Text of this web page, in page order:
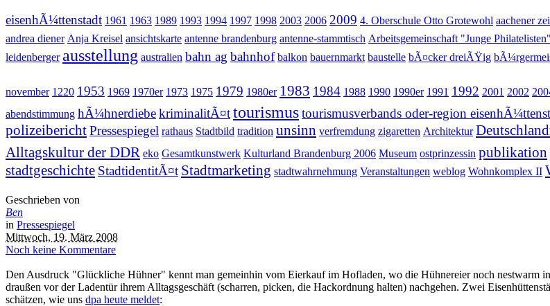
eisenhÃ¼ttenstadt 1961 1963 1989 1993 1994 1997 1998 2003 2006 2009 4. Oberschule Otto Grotewohl aachener
andrea diener Anja Kreisel ansichtskarte antenne brandenburg antenne-stammtisch Arbeitsgemeinschaft "Junge Philatelisten"
leidenberger ausstellung australien bahn ag bahnhof balkon bauernmarkt baustelle bÃ¤cker dreiÃŸig
november 1220 1953 1969 1970er 1973 1975 1979 1980er 1983 1984 1988 1990 1990er 1991 1992 2001 2002
abendstimmung hÃ¼hnerdiebekriminalitÃ¤ttourismustourismusverbands oder-region
polizeiberichtPressespiegel rathaus Stadtbild tradition unsinn verfremdung zigaretten Architektur
Alltagskultur der DDR eko Gesamtkunstwerk Kulturland Brandenburg 2006 Museum ostprinzessin publikation
stadtgeschichte StadtidentitÃ¤t Stadtmarketing stadtwahrnehmung Veranstaltungen weblog Wohnkomplex II
Geschrieben von
Ben
in Pressespiegel
Mittwoch, 19. März 2008
Noch keine Kommentare
Den Ausdruck "Glückliche Hühner" kennt man gemeinhin vom Eierkauf im Hofladen, wo die Hühnereier noch nestwarm
draußen vor der Ladentür ihrem Alltagsgeschäft (scharren, picken, die Hackordnung halten) nachgehen. Zwei
schätzen, wie uns dpa heute meldet: